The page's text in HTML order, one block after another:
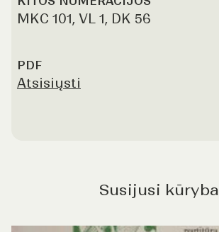
MKC 101, VL 1, DK 56
PDF
Atsisiųsti
Susijusi kūryba